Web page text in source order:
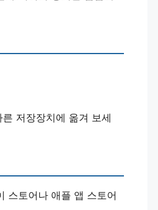
저장장치에 옮겨 보세
스토어나 애플 앱 스토어